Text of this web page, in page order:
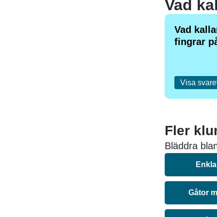
Vad
fingrar
Visa
Fler
Bläddra
Gåtor